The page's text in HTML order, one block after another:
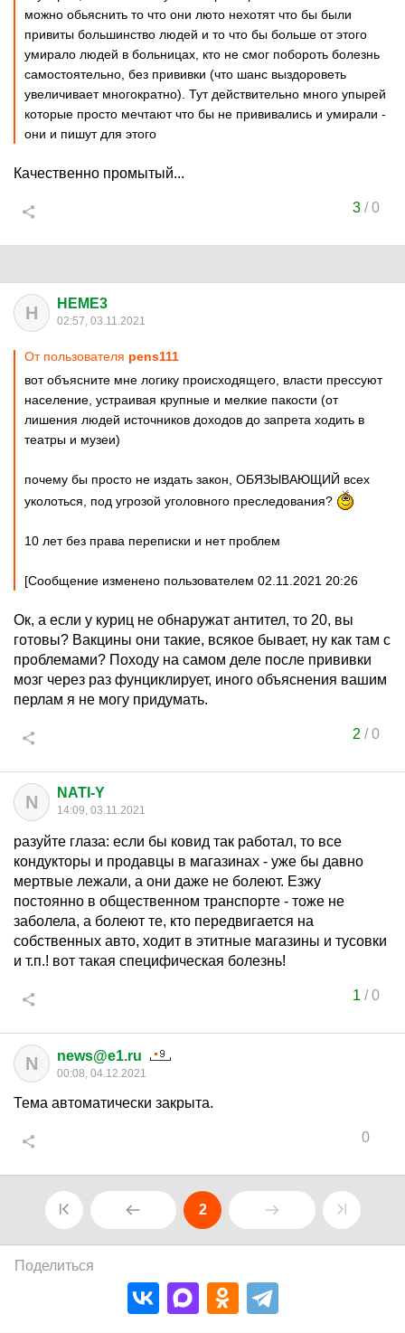
можно обьяснить то что они люто нехотят что бы были
привиты большинство людей и то что бы больше от этого
умирало людей в больницах, кто не смог побороть болезнь
самостоятельно, без прививки (что шанс выздороветь
увеличивает многократно). Тут действительно много упырей
которые просто мечтают что бы не прививались и умирали -
они и пишут для этого
Качественно промытый...
3/0
H HEME3
02:57, 03.11.2021
От пользователя pens111
вот объясните мне логику происходящего, власти прессуют
население, устраивая крупные и мелкие пакости (от
лишения людей источников доходов до запрета ходить в
театры и музеи)
почему бы просто не издать закон, ОБЯЗЫВАЮЩИЙ всех
уколоться, под угрозой уголовного преследования?
10 лет без права переписки и нет проблем
[Сообщение изменено пользователем 02.11.2021 20:26
Ок, а если у куриц не обнаружат антител, то 20, вы
готовы? Вакцины они такие, всякое бывает, ну как там с
проблемами? Походу на самом деле после прививки
мозг через раз фунциклирует, иного объяснения вашим
перлам я не могу придумать.
2 /0
N NATI-Y
14:09, 03.11.2021
разуйте глаза: если бы ковид так работал, то все
кондукторы и продавцы в магазинах - уже бы давно
мертвые лежали, а они даже не болеют. Езжу
постоянно в общественном транспорте - тоже не
заболела, а болеют те, кто передвигается на
собственных авто, ходит в этитные магазины и тусовки
и т.п.! вот такая специфическая болезнь!
1 /0
N news@e1.ru
00:08, 04.12.2021
Тема автоматически закрыта.
0
2
Поделиться